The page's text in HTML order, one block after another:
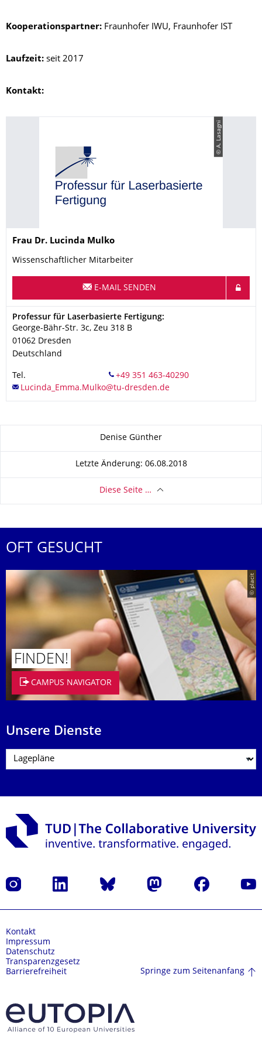
Kooperationspartner: Fraunhofer IWU, Fraunhofer IST
Laufzeit: seit 2017
Kontakt:
© A. Lasagni
Name
Frau Dr. Lucinda Mulko
Wissenschaftlicher Mitarbeiter
E-MAIL SENDEN
Adresse
Professur für Laserbasierte Fertigung:
George-Bähr-Str. 3c, Zeu 318 B
01062 Dresden
Deutschland
Tel.
Denise Günther
Letzte Änderung: 06.08.2018
Diese Seite …
OFT GESUCHT
© placit
FINDEN!
CAMPUS NAVIGATOR
Unsere Dienste
Instagram LinkedIn Bluesky Mastodon Facebook
Kontakt
Impressum
Datenschutz
Transparenzgesetz
Barrierefreiheit
Springe zum Seitenanfang